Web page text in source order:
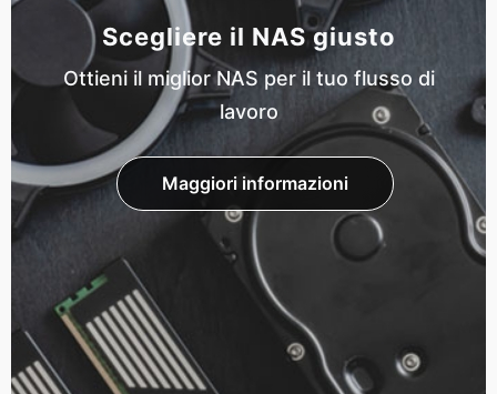
Scegliere il NAS giusto
Ottieni il miglior NAS per il tuo flusso di
lavoro
Maggiori informazioni